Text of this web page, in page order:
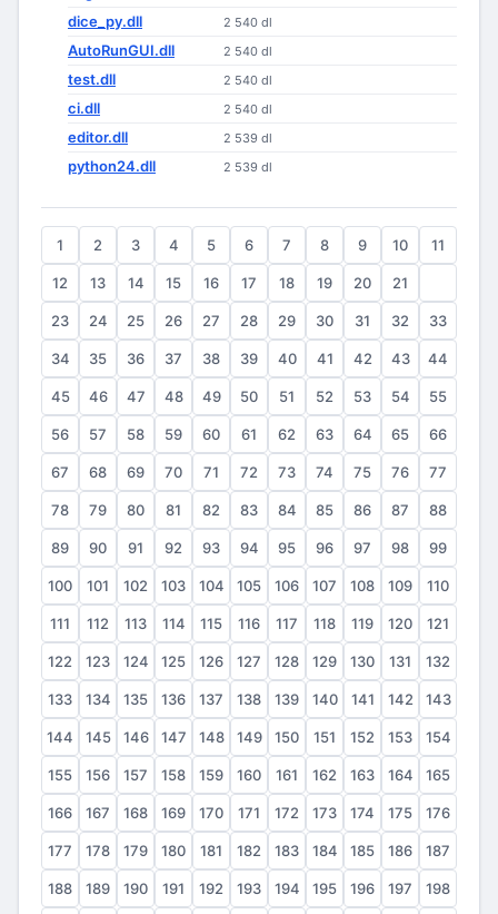
dice_py.dll 2 540 dl
AutoRunGUI.dll 2 540 dl
test.dll 2 540 dl
ci.dll 2 540 dl
editor.dll 2 539 dl
python24.dll 2 539 dl
1 2 3 4 5 6 7 8 9 10 11
12 13 14 15 16 17 18 19 20 21
23 24 25 26 27 28 29 30 31 32 33
34 35 36 37 38 39 40 41 42 43 44
45 46 47 48 49 50 51 52 53 54 55
56 57 58 59 60 61 62 63 64 65 66
67 68 69 70 71 72 73 74 75 76 77
78 79 80 81 82 83 84 85 86 87 88
89 90 91 92 93 94 95 96 97 98 99
100 101 102 103 104 105 106 107 108 109 110
111 112 113 114 115 116 117 118 119 120 121
122 123 124 125 126 127 128 129 130 131 132
133 134 135 136 137 138 139 140 141 142 143
144 145 146 147 148 149 150 151 152 153 154
155 156 157 158 159 160 161 162 163 164 165
166 167 168 169 170 171 172 173 174 175 176
177 178 179 180 181 182 183 184 185 186 187
188 189 190 191 192 193 194 195 196 197 198